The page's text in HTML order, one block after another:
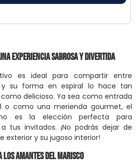
Experiencia Sabrosa y Divertida
es ideal para compartir entre
y su forma en espiral lo hace tan
delicioso. Ya sea como entrada
o como una merienda gourmet, el
es la elección perfecta para
tus invitados. ¡No podrás dejar de
exterior y su jugoso interior!
los Amantes del Marisco